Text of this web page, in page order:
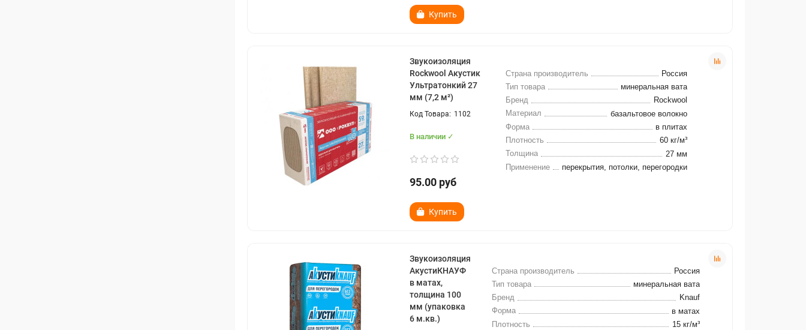
Купить
Звукоизоляция
Rockwool Акустик
Ультратонкий 27
мм (7,2 м²)
1102
В наличии ✓
95.00 руб
Купить
Страна производитель
Россия
Тип товара
минеральная вата
Бренд
Rockwool
Материал
базальтовое волокно
Форма
в плитах
Плотность
60 кг/м³
Толщина
27 мм
Применение
перекрытия, потолки, перегородки
Звукоизоляция
АкустиКНАУФ
в матах,
толщина 100
мм (упаковка
6 м.кв.)
Страна производитель
Россия
Тип товара
минеральная вата
Бренд
Knauf
Форма
в матах
Плотность
15 кг/м³